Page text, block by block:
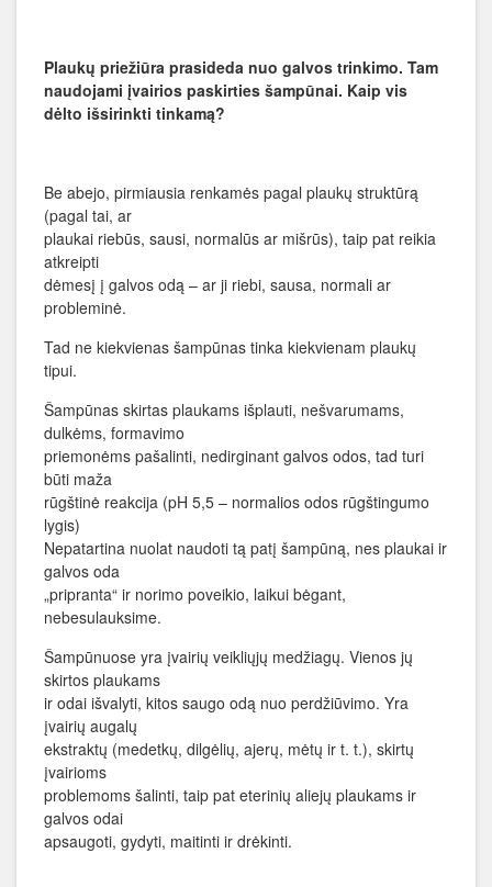
Plaukų priežiūra prasideda nuo galvos trinkimo. Tam
naudojami įvairios paskirties šampūnai. Kaip vis
dėlto išsirinkti tinkamą?
Be abejo, pirmiausia renkamės pagal plaukų struktūrą
(pagal tai, ar
plaukai riebūs, sausi, normalūs ar mišrūs), taip pat reikia
atkreipti
dėmesį į galvos odą – ar ji riebi, sausa, normali ar
probleminė.
Tad ne kiekvienas šampūnas tinka kiekvienam plaukų
tipui.
Šampūnas skirtas plaukams išplauti, nešvarumams,
dulkėms, formavimo
priemonėms pašalinti, nedirginant galvos odos, tad turi
būti maža
rūgštinė reakcija (pH 5,5 – normalios odos rūgštingumo
lygis)
Nepatartina nuolat naudoti tą patį šampūną, nes plaukai ir
galvos oda
„pripranta“ ir norimo poveikio, laikui bėgant,
nebesulauksime.
Šampūnuose yra įvairių veikliųjų medžiagų. Vienos jų
skirtos plaukams
ir odai išvalyti, kitos saugo odą nuo perdžiūvimo. Yra
įvairių augalų
ekstraktų (medetkų, dilgėlių, ajerų, mėtų ir t. t.), skirtų
įvairioms
problemoms šalinti, taip pat eterinių aliejų plaukams ir
galvos odai
apsaugoti, gydyti, maitinti ir drėkinti.